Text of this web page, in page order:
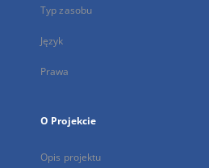
Typ zasobu
Język
Prawa
O Projekcie
Opis projektu